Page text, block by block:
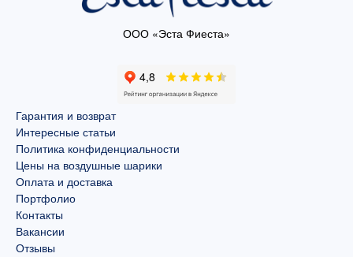
ООО «Эста Фиеста»
Гарантия и возврат
Интересные статьи
Политика конфиденциальности
Цены на воздушные шарики
Оплата и доставка
Портфолио
Контакты
Вакансии
Отзывы